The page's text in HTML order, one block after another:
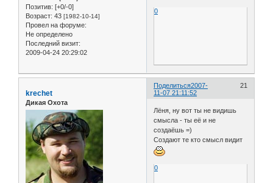
Позитив: [+0/-0]
Возраст: 43 [1982-10-14]
Провел на форуме:
Не определено
Последний визит:
2009-04-24 20:29:02
0
Поделиться 21
2007-
11-07 21:11:52
krechet
Дикая Охота
Лёня, ну вот ты не видишь
смысла - ты её и не
создаёшь =)
Создают те кто смысл видит
0